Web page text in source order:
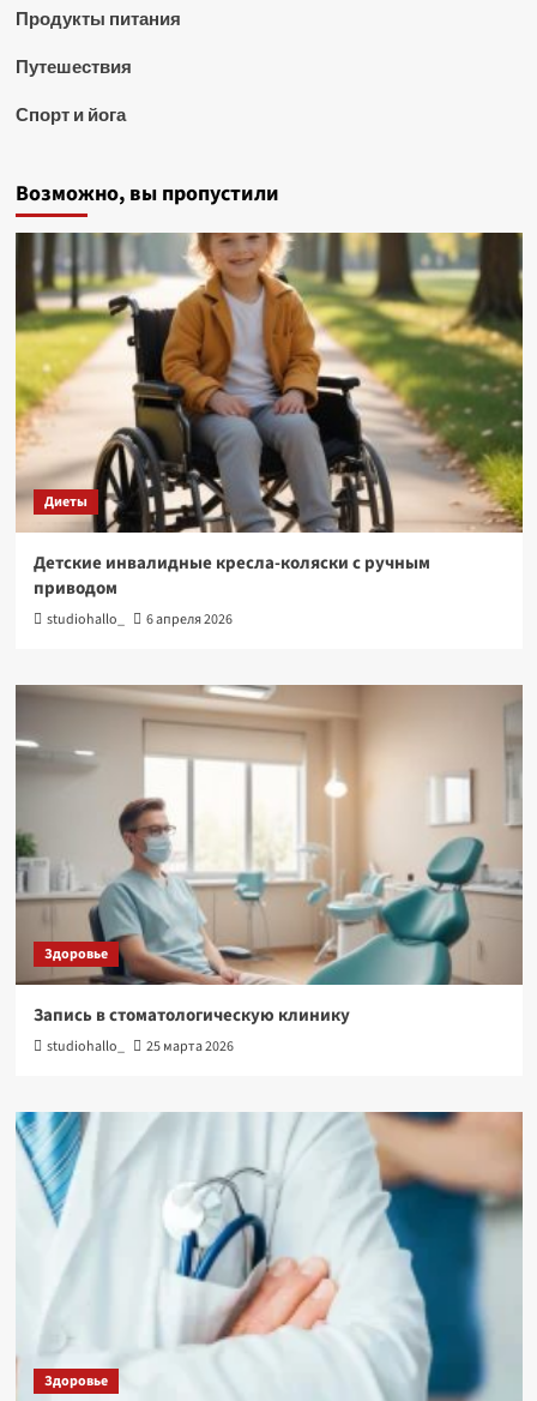
Продукты питания
Путешествия
Спорт и йога
Возможно, вы пропустили
Диеты
Детские инвалидные кресла-коляски с ручным
приводом
studiohallo_ 6 апреля 2026
Здоровье
Запись в стоматологическую клинику
studiohallo_ 25 марта 2026
Здоровье